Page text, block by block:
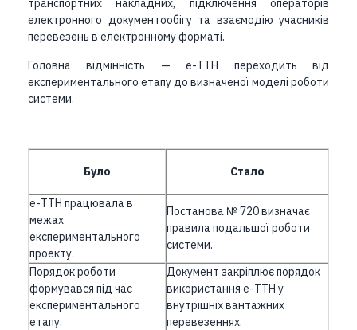
транспортних накладних, підключення операторів
електронного документообігу та взаємодію учасників
перевезень в електронному форматі.
Головна відмінність — е-ТТН переходить від
експериментального етапу до визначеної моделі роботи
системи.
Було Стало
е-ТТН працювала в
межах
експериментального
проекту.
Постанова № 720 визначає
правила подальшої роботи
системи.
Порядок роботи
формувався під час
експериментального
етапу.
Документ закріплює порядок
використання е-ТТН у
внутрішніх вантажних
перевезеннях.